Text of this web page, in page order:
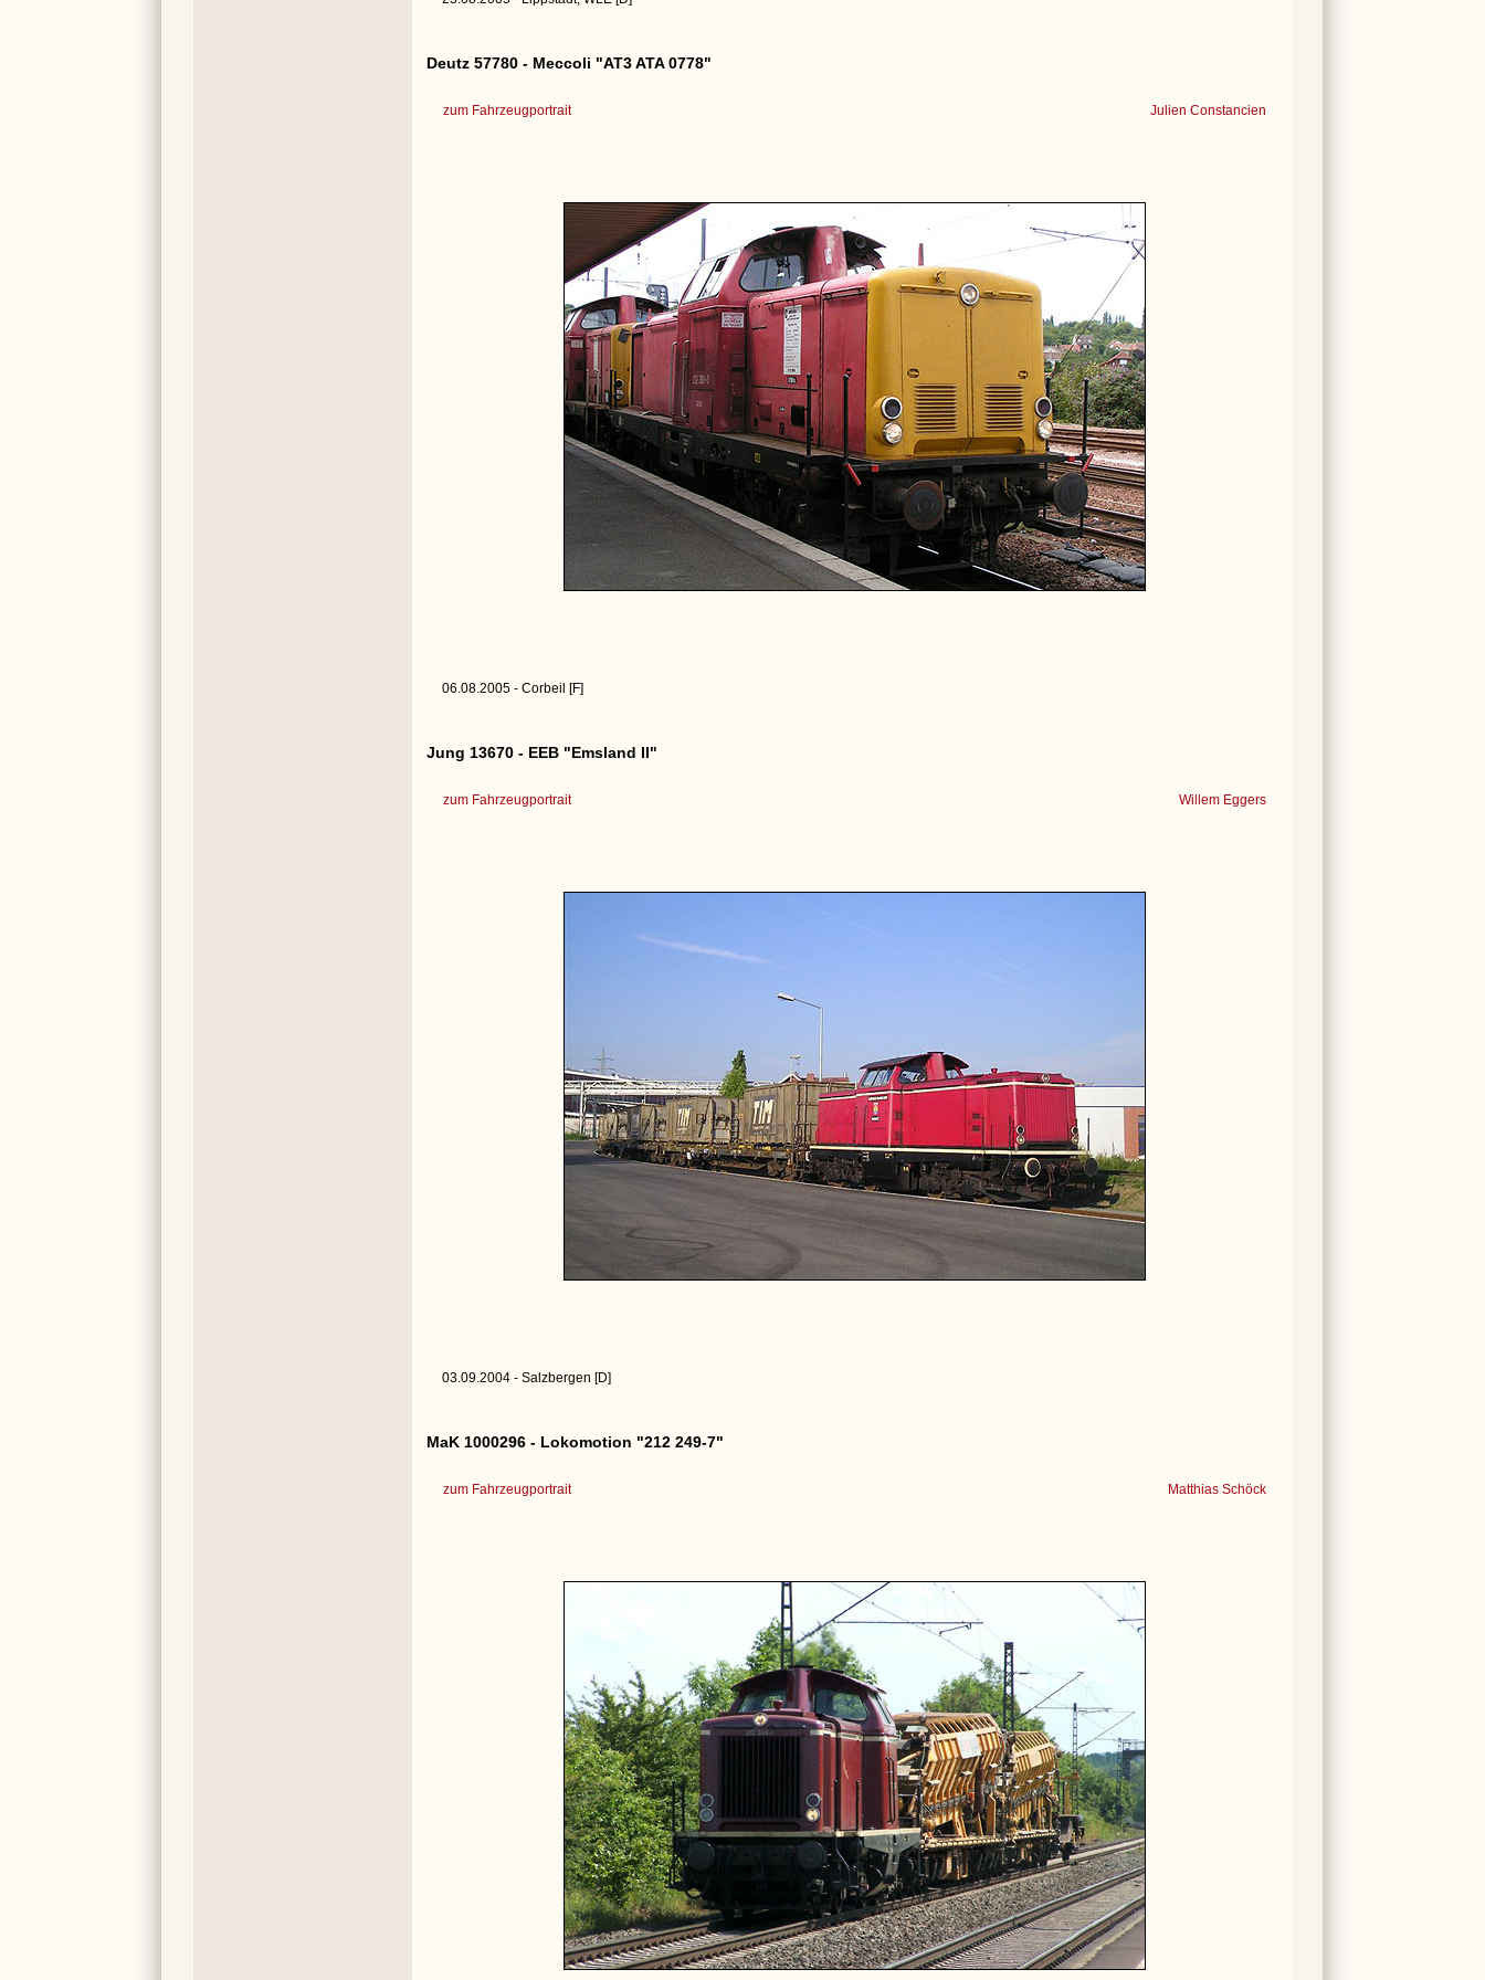
Deutz 57780 - Meccoli "AT3 ATA 0778"
zum Fahrzeugportrait Julien Constancien
06.08.2005 - Corbeil [F]
Jung 13670 - EEB "Emsland II"
zum Fahrzeugportrait Willem Eggers
03.09.2004 - Salzbergen [D]
MaK 1000296 - Lokomotion "212 249-7"
zum Fahrzeugportrait Matthias Schöck